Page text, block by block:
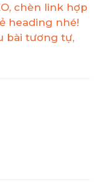
chèn link hợp
heading nhé!
bài tương tự,